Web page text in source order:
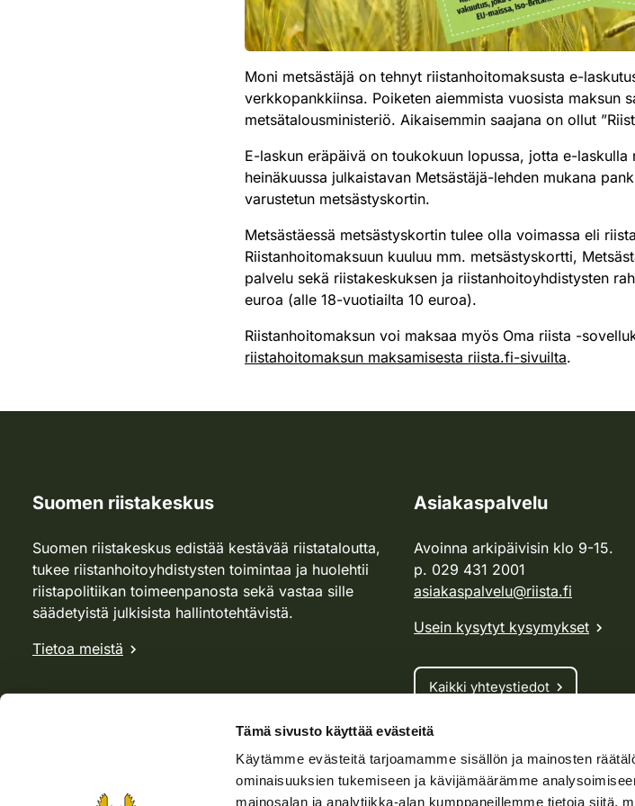
Tämä sivusto käyttää evästeitä
Käytämme evästeitä tarjoamamme sisällön ja mainosten
ominaisuuksien tukemiseen ja kävijämäärämme
mainosalan ja analytiikka-alan kumppaneillemme tietoja siitä,
Moni metsästäjä on tehnyt riistanhoitomaksusta e-
verkkopankkiinsa. Poiketen aiemmista vuosista maksun
metsätalousministeriö. Aikaisemmin saajana on ollut
E-laskun eräpäivä on toukokuun lopussa, jotta e-
heinäkuussa julkaistavan Metsästäjä-lehden mukana
varustetun metsästyskortin.
Metsästäessä metsästyskortin tulee olla voimassa eli
Riistanhoitomaksuun kuuluu mm. metsästyskortti,
palvelu sekä riistakeskuksen ja riistanhoitoyhdistysten
euroa (alle 18-vuotiailta 10 euroa).
Riistanhoitomaksun voi maksaa myös Oma riista -
riistahoitomaksun maksamisesta riista.fi-sivuilta.
Suomen riistakeskus
Suomen riistakeskus edistää kestävää riistataloutta,
tukee riistanhoitoyhdistysten toimintaa ja huolehtii
riistapolitiikan toimeenpanosta sekä vastaa sille
säädetyistä julkisista hallintotehtävistä.
Tietoa meistä
Asiakaspalvelu
Avoinna arkipäivisin klo 9-15.
p. 029 431 2001
asiakaspalvelu@riista.fi
Usein kysytyt kysymykset
Kaikki yhteystiedot
Metsästyskortti-asiat
Oma riista -asiat
Lupa-asiat